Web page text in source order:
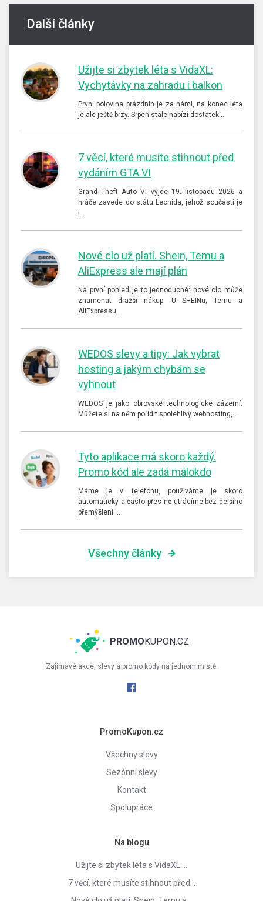
Další články
Užijte si zbytek léta s VidaXL:
Vychytávky na zahradu i balkon
První polovina prázdnin je za námi, na konec léta
je ale ještě brzy. Srpen stále nabízí dostatek…
7 věcí, které musíte stihnout před
vydáním GTA VI
Grand Theft Auto VI vyjde 19. listopadu 2026 a
hráče zavede do státu Leonida, jehož součástí je
i…
Nové clo už platí. Shein, Temu a
AliExpress ale mají plán
Na první pohled je to jednoduché: nové clo může
znamenat dražší nákup. U SHEINu, Temu a
AliExpressu…
WEDOS slevy a tipy: Jak vybrat
hosting a jakým chybám se
vyhnout
WEDOS je jako obrovské technologické zázemí.
Můžete si na něm pořídit spolehlivý webhosting,…
Tyto aplikace má skoro každý.
Promo kód ale zadá málokdo
Máme je v telefonu, používáme je skoro
automaticky a často přes ně utrácíme bez delšího
přemýšlení.…
Všechny články
PROMOKUPON.CZ
Zajímavé akce, slevy a promo kódy na jednom místě.
PromoKupon.cz
Všechny slevy
Sezónní slevy
Kontakt
Spolupráce
Na blogu
Užijte si zbytek léta s VidaXL:…
7 věcí, které musíte stihnout před…